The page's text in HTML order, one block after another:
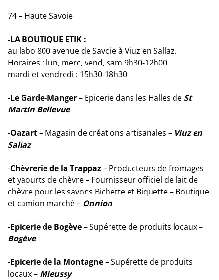
74 – Haute Savoie
-LA BOUTIQUE ETIK :
au labo 800 avenue de Savoie à Viuz en Sallaz.
Horaires : lun, merc, vend, sam 9h30-12h00
mardi et vendredi : 15h30-18h30
-Le Garde-Manger– Epicerie dans les Halles de St
Martin Bellevue
-Oazart– Magasin de créations artisanales – Viuz en
Sallaz
-Chèvrerie de la Trappaz– Producteurs de fromages
et yaourts de chèvre – Fournisseur officiel de lait de
chèvre pour les savons Bichette et Biquette – Boutique
et camion marché – Onnion
-Epicerie de Bogève– Supérette de produits locaux –
Bogève
-Epicerie de la Montagne– Supérette de produits
locaux – Mieussy